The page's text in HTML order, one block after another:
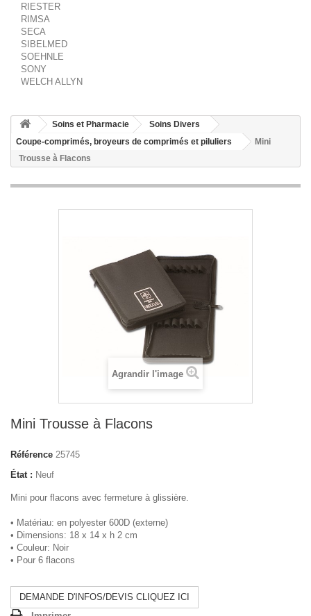
RIESTER
RIMSA
SECA
SIBELMED
SOEHNLE
SONY
WELCH ALLYN
Soins et Pharmacie
Soins Divers
Coupe-comprimés, broyeurs de comprimés et piluliers
Mini
Trousse à Flacons
Agrandir l'image
Mini Trousse à Flacons
Référence 25745
État : Neuf
Mini pour flacons avec fermeture à glissière.
• Matériau: en polyester 600D (externe)
• Dimensions: 18 x 14 x h 2 cm
• Couleur: Noir
• Pour 6 flacons
DEMANDE D'INFOS/DEVIS CLIQUEZ ICI